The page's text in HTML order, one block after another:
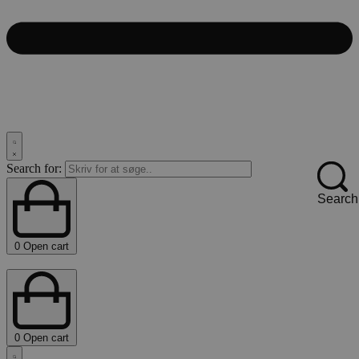
Search for:
Search
0 Open cart
0 Open cart